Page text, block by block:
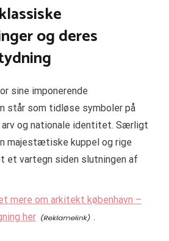
og deres
sine imponerende
står som tidløse symboler på
og nationale identitet. Særligt
majestætiske kuppel og rige
et vartegn siden slutningen af
mere om arkitekt københavn –
her
.